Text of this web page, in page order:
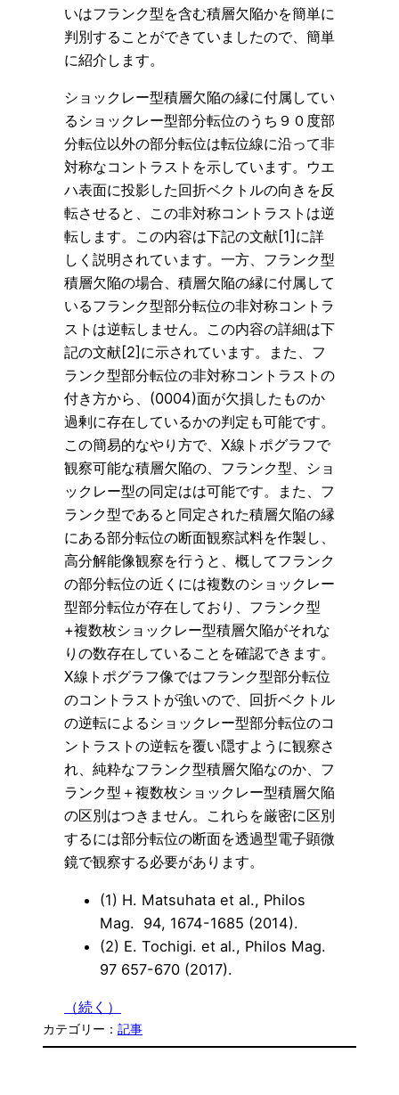
いはフランク型を含む積層欠陥かを簡単に
判別することができていましたので、簡単
に紹介します。
ショックレー型積層欠陥の縁に付属してい
るショックレー型部分転位のうち９０度部
分転位以外の部分転位は転位線に沿って非
対称なコントラストを示しています。ウエ
ハ表面に投影した回折ベクトルの向きを反
転させると、この非対称コントラストは逆
転します。この内容は下記の文献[1]に詳
しく説明されています。一方、フランク型
積層欠陥の場合、積層欠陥の縁に付属して
いるフランク型部分転位の非対称コントラ
ストは逆転しません。この内容の詳細は下
記の文献[2]に示されています。また、フ
ランク型部分転位の非対称コントラストの
付き方から、(0004)面が欠損したものか
過剰に存在しているかの判定も可能です。
この簡易的なやり方で、X線トポグラフで
観察可能な積層欠陥の、フランク型、ショ
ックレー型の同定はは可能です。また、フ
ランク型であると同定された積層欠陥の縁
にある部分転位の断面観察試料を作製し、
高分解能像観察を行うと、概してフランク
の部分転位の近くには複数のショックレー
型部分転位が存在しており、フランク型
+複数枚ショックレー型積層欠陥がそれな
りの数存在していることを確認できます。
X線トポグラフ像ではフランク型部分転位
のコントラストが強いので、回折ベクトル
の逆転によるショックレー型部分転位のコ
ントラストの逆転を覆い隠すように観察さ
れ、純粋なフランク型積層欠陥なのか、フ
ランク型＋複数枚ショックレー型積層欠陥
の区別はつきません。これらを厳密に区別
するには部分転位の断面を透過型電子顕微
鏡で観察する必要があります。
(1) H. Matsuhata et al., Philos
Mag. 94, 1674-1685 (2014).
(2) E. Tochigi. et al., Philos Mag.
97 657-670 (2017).
（続く）
カテゴリー： 記事